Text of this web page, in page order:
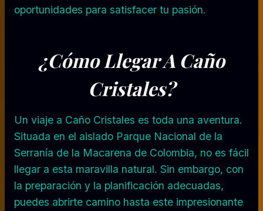
oportunidades para satisfacer tu pasión.
¿Cómo Llegar A Caño
Cristales?
Un viaje a Caño Cristales es toda una aventura.
Situada en el aislado Parque Nacional de la
Serranía de la Macarena de Colombia, no es fácil
llegar a esta maravilla natural. Sin embargo, con
la preparación y la planificación adecuadas,
puedes abrirte camino hasta este impresionante